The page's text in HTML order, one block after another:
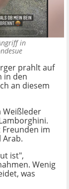
in
prahlt auf
in den
an diesem
Weißleder
Freunden im
ist",
Wenig
was